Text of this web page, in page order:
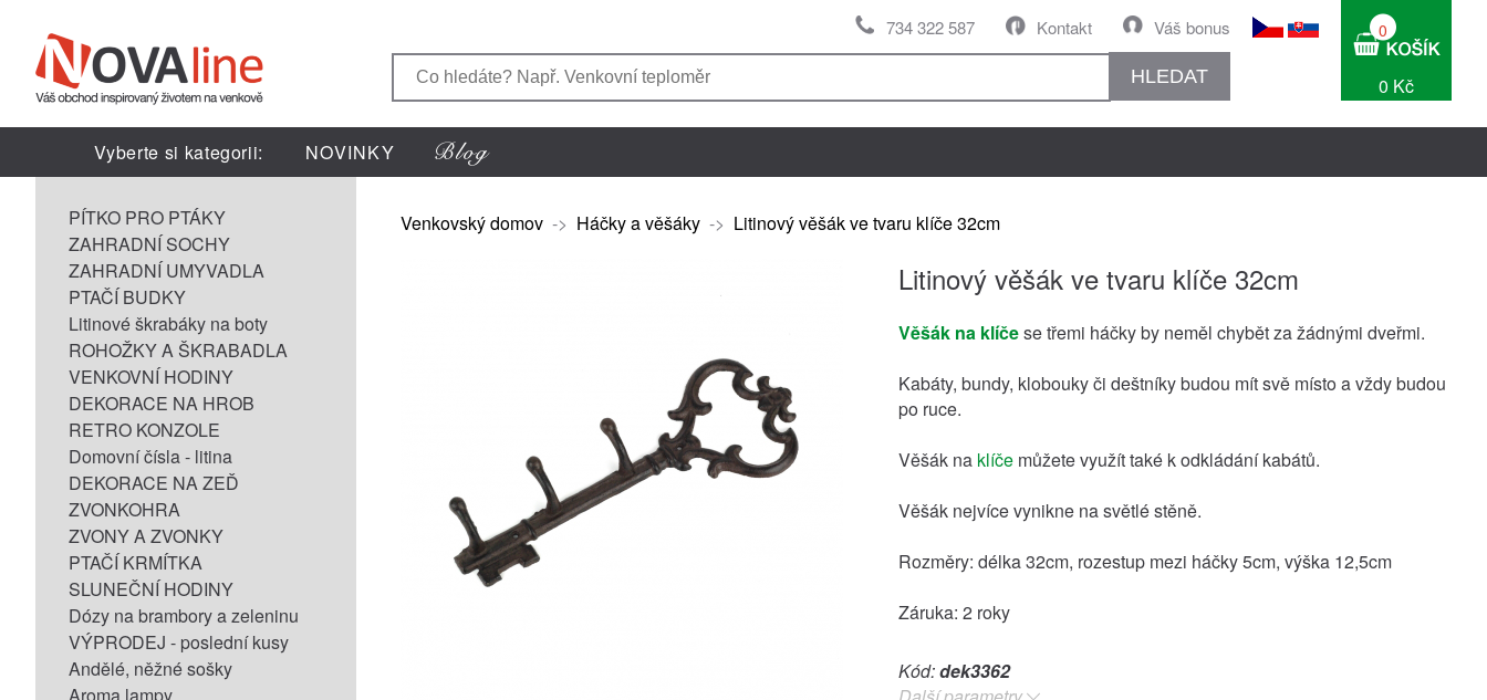
Váš bonus
Kontakt
734 322 587
HLEDAT
0
0 Kč
Vyberte si kategorii: NOVINKY
PÍTKO PRO PTÁKY
ZAHRADNÍ SOCHY
ZAHRADNÍ UMYVADLA
PTAČÍ BUDKY
Litinové škrabáky na boty
ROHOŽKY A ŠKRABADLA
VENKOVNÍ HODINY
DEKORACE NA HROB
RETRO KONZOLE
Domovní čísla - litina
DEKORACE NA ZEĎ
ZVONKOHRA
ZVONY A ZVONKY
PTAČÍ KRMÍTKA
SLUNEČNÍ HODINY
Dózy na brambory a zeleninu
VÝPRODEJ - poslední kusy
Andělé, něžné sošky
Venkovský domov -> Háčky a věšáky -> Litinový věšák ve tvaru klíče 32cm
Litinový věšák ve tvaru klíče 32cm
Věšák na klíčese třemi háčky by neměl chybět za žádnými dveřmi.
Kabáty, bundy, klobouky či deštníky budou mít svě místo a vždy budou
po ruce.
Věšák na klíče můžete využít také k odkládání kabátů.
Věšák nejvíce vynikne na světlé stěně.
Rozměry: délka 32cm, rozestup mezi háčky 5cm, výška 12,5cm
Záruka: 2 roky
Kód:dek3362